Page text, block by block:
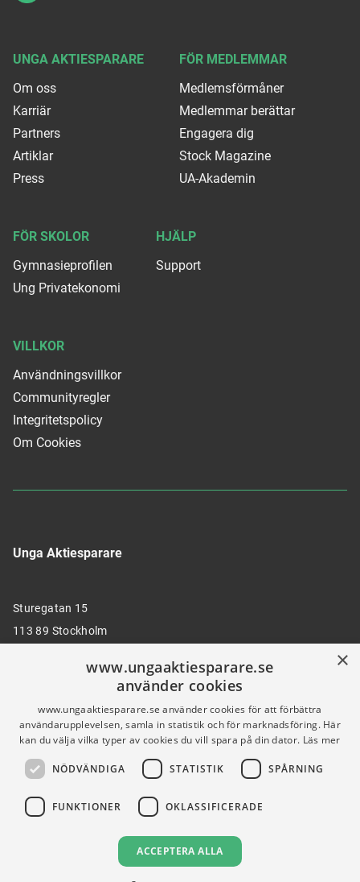
Unga Aktiesparare
Sturegatan 15
113 89 Stockholm
info@ungaaktiesparare.se
Följ oss gärna på sociala medier
UNGA AKTIESPARARE
Om oss
Karriär
Partners
Artiklar
Press
FÖR MEDLEMMAR
Medlemsförmåner
Medlemmar berättar
Engagera dig
Stock Magazine
UA-Akademin
FÖR SKOLOR
Gymnasieprofilen
Ung Privatekonomi
HJÄLP
Support
VILLKOR
Användningsvillkor
Communityregler
Integritetspolicy
Om Cookies
×
www.ungaaktiesparare.se
använder cookies
www.ungaaktiesparare.se använder cookies för att förbättra
användarupplevelsen, samla in statistik och för marknadsföring. Här
kan du välja vilka typer av cookies du vill spara på din dator. Läs mer
NÖDVÄNDIGA STATISTIK SPÅRNING
FUNKTIONER OKLASSIFICERADE
ACCEPTERA ALLA